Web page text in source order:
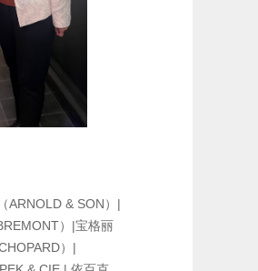
ARNOLD & SON）|
）|宝格丽
）|